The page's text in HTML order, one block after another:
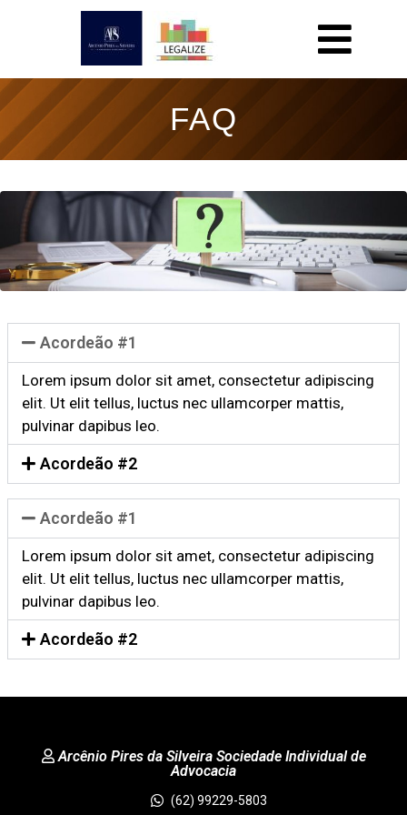
FAQ
Acordeão #1
Lorem ipsum dolor sit amet, consectetur adipiscing
elit. Ut elit tellus, luctus nec ullamcorper mattis,
pulvinar dapibus leo.
Acordeão #2
Acordeão #1
Lorem ipsum dolor sit amet, consectetur adipiscing
elit. Ut elit tellus, luctus nec ullamcorper mattis,
pulvinar dapibus leo.
Acordeão #2
Arcênio Pires da Silveira Sociedade Individual de
Advocacia
(62) 99229-5803